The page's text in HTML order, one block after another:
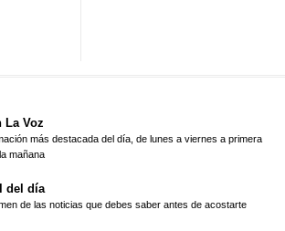
La Voz
más destacada del día, de lunes a viernes a primera
mañana
del día
de las noticias que debes saber antes de acostarte